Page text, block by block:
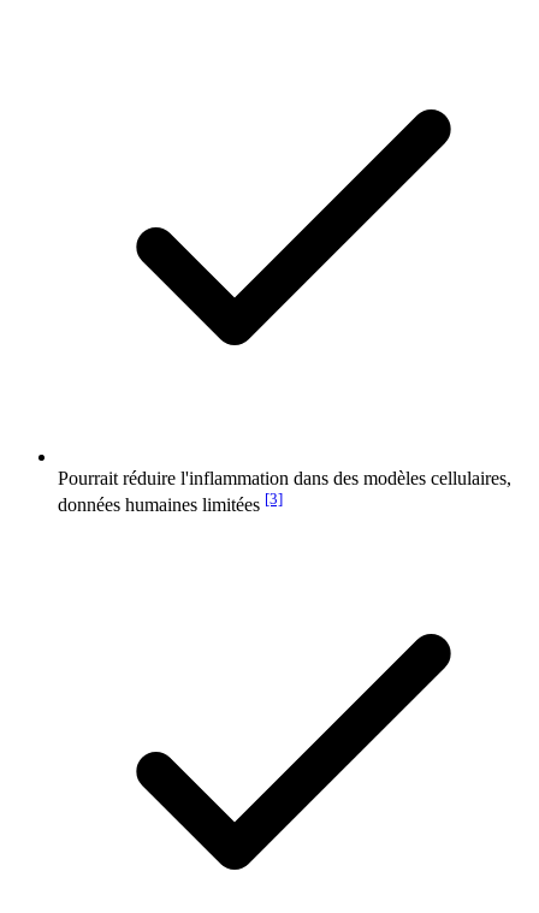
Pourrait réduire l'inflammation dans des modèles cellulaires,
données humaines limitées [3]